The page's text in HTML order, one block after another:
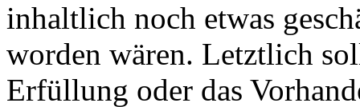
inhaltlich noch etwas
worden wären. Letztlich
Erfüllung oder das